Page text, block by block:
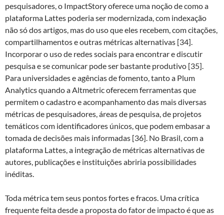
pesquisadores, o ImpactStory oferece uma noção de como a
plataforma Lattes poderia ser modernizada, com indexação
não só dos artigos, mas do uso que eles recebem, com citações,
compartilhamentos e outras métricas alternativas [34].
Incorporar o uso de redes sociais para encontrar e discutir
pesquisa e se comunicar pode ser bastante produtivo [35].
Para universidades e agências de fomento, tanto a Plum
Analytics quando a Altmetric oferecem ferramentas que
permitem o cadastro e acompanhamento das mais diversas
métricas de pesquisadores, áreas de pesquisa, de projetos
temáticos com identificadores únicos, que podem embasar a
tomada de decisões mais informadas [36]. No Brasil, com a
plataforma Lattes, a integração de métricas alternativas de
autores, publicações e instituições abriria possibilidades
inéditas.
Toda métrica tem seus pontos fortes e fracos. Uma crítica
frequente feita desde a proposta do fator de impacto é que as